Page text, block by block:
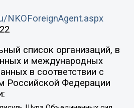
NKOForeignAgent.aspx
список организаций, в
и международных
в соответствии с
Российской Федерации